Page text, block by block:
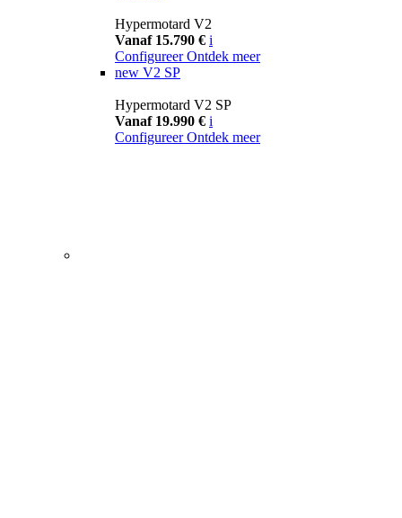
Hypermotard V2
Vanaf 15.790 € i
Configureer Ontdek meer
new V2 SP
Hypermotard V2 SP
Vanaf 19.990 € i
Configureer Ontdek meer